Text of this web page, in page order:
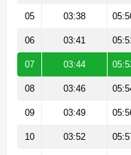
05 03:38
06 03:41
07 03:44
08 03:46
09 03:49
10 03:52